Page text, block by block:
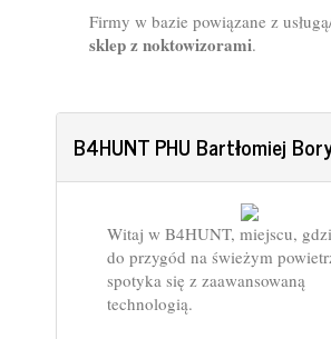
Firmy w bazie powiązane z
sklep z noktowizorami.
B4HUNT PHU Bartłomiej
Witaj w B4HUNT, miejscu,
do przygód na świeżym
spotyka się z zaawansowaną
technologią.